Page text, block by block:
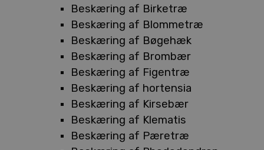
Beskæring af Birketræ
Beskæring af Blommetræ
Beskæring af Bøgehæk
Beskæring af Brombær
Beskæring af Figentræ
Beskæring af hortensia
Beskæring af Kirsebær
Beskæring af Klematis
Beskæring af Pæretræ